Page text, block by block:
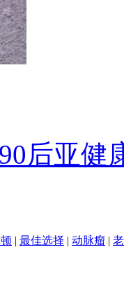
后亚
| 最佳选择 | 动脉瘤 |